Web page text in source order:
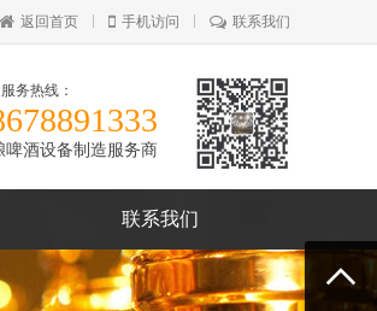
返回首页 手机访问 联系我们
务热线：
啤酒设备制造服务商
联系我们
